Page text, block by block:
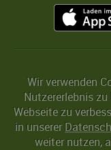
Wir verwenden
Nutzererlebnis
Webseite zu
in unserer
weiter nutzen,